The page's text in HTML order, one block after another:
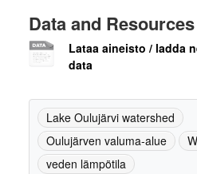
Data and Resources
Lataa aineisto / ladda
data
Lake Oulujärvi watershed
Oulujärven valuma-alue
veden lämpötila